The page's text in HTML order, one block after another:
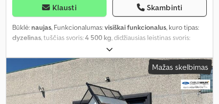
Klausti Skambinti
Būklė: naujas, Funkcionalumas:visiškai funkcionalus, kuro tipas:
dyzelinas , tuščias svoris:4 500 kg , didžiausias leistinas svoris:
7 500 kg, ašių konfigūracija:
bazė:3 365 mm, pavaros tipas:mechaninis, pakaba:plienas,
sėdimų vietų skaičius:3, krovimo vietos ilgis:3 800 mm, krovinių
skyriaus plotis:2 300 mm, Gamybos metai:2026, Įranga:ABS,
AdBlue, Android Auto, Apple CarPlay, Bluetooth, aklosios zonos
pagalbininkas, borto kompiuteris, centrinis užraktas, eismo
Mažas skelbimas